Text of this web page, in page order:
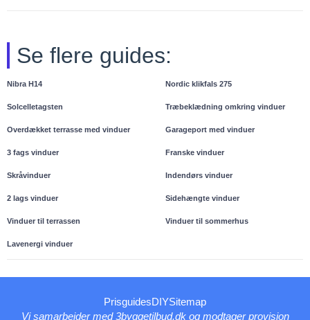
Se flere guides:
Nibra H14 Nordic klikfals 275
Solcelletagsten Træbeklædning omkring vinduer
Overdækket terrasse med vinduer Garageport med vinduer
3 fags vinduer Franske vinduer
Skråvinduer Indendørs vinduer
2 lags vinduer Sidehængte vinduer
Vinduer til terrassen Vinduer til sommerhus
Lavenergi vinduer
PrisguidesDIYSitemap
Vi samarbejder med 3byggetilbud.dk og modtager provision